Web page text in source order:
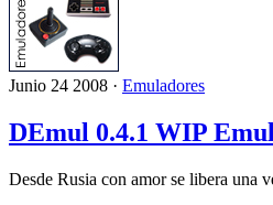
Junio 24 2008 · Emuladores
DEmul 0.4.1 WIP
Desde Rusia con amor se libera una